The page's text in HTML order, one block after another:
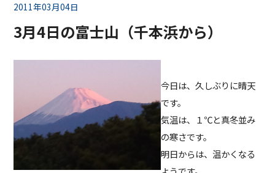
2011年03月04日
3月4日の富士山（千本浜から）
今日は、久しぶりに晴天
です。
気温は、１℃と真冬並み
の寒さです。
明日からは、温かくなる